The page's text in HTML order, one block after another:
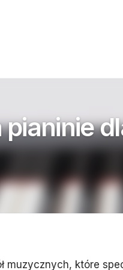
muzycznych, które